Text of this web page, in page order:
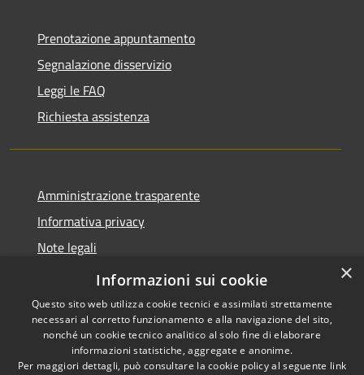
Prenotazione appuntamento
Segnalazione disservizio
Leggi le FAQ
Richiesta assistenza
Amministrazione trasparente
Informativa privacy
Note legali
Dichiarazione di accessibilità
Copyright © 2026 • Comune di
×
Informazioni sui cookie
Questo sito web utilizza cookie tecnici e assimilati strettamente
necessari al corretto funzionamento e alla navigazione del sito,
nonché un cookie tecnico analitico al solo fine di elaborare
informazioni statistiche, aggregate e anonime.
Per maggiori dettagli, può consultare la cookie policy al seguente link